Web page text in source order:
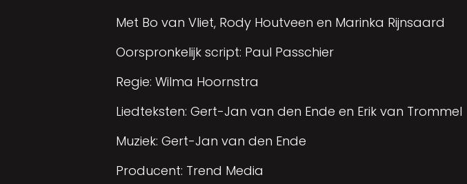
Met Bo van Vliet, Rody Houtveen en Marinka Rijnsaard
Oorspronkelijk script: Paul Passchier
Regie: Wilma Hoornstra
Liedteksten: Gert-Jan van den Ende en Erik van Trommel
Muziek: Gert-Jan van den Ende
Producent: Trend Media